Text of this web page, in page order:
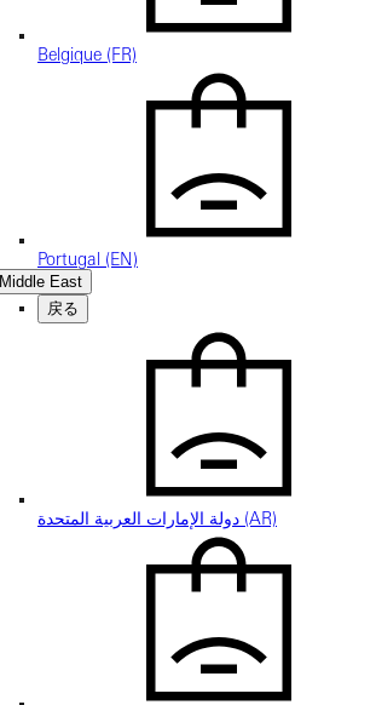
Belgique (FR)
Portugal (EN)
Middle East
戻る
دولة الإمارات العربية المتحدة (AR)